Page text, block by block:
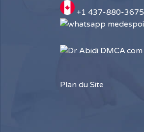
+1 437-880-3675
Plan du Site